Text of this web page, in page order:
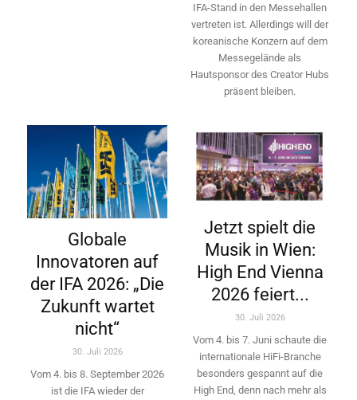
IFA-Stand in den Messehallen
vertreten ist. Allerdings will ­der
koreanische Konzern auf dem
Messegelände als
Hautsponsor des Creator Hubs
präsent bleiben.
Globale
Innovatoren auf
der IFA 2026: „Die
Zukunft wartet
nicht“
30. Juli 2026
Vom 4. bis 8. September 2026
ist die IFA wieder der
Jetzt spielt die
Musik in Wien:
High End Vienna
2026 feiert...
30. Juli 2026
Vom 4. bis 7. Juni schaute die
internationale HiFi-Branche
besonders gespannt auf die
High End, denn nach mehr als